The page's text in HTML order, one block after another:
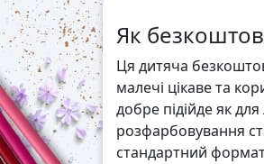
Як
Ця дитяча
малечі цікаве та
добре підійде як
розфарбовування
стандартний формат